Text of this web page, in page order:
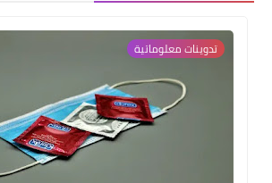
تدوينات معلوماتية